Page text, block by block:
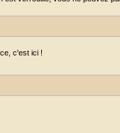
c'est ici !